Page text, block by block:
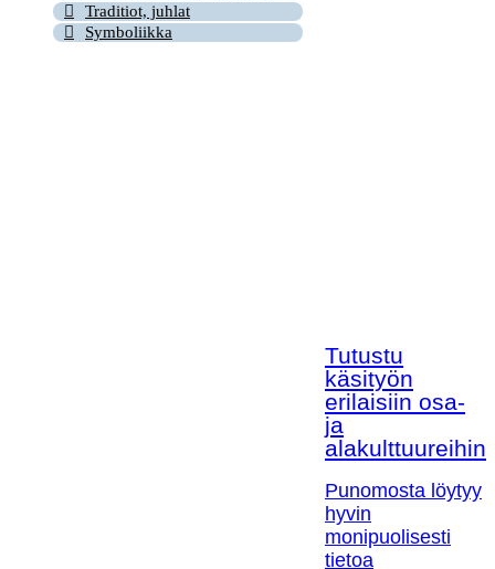
Traditiot, juhlat
Symboliikka
Tutustu
käsityön
erilaisiin osa-
ja
alakulttuureihin!
Punomosta löytyy
hyvin
monipuolisesti
tietoa